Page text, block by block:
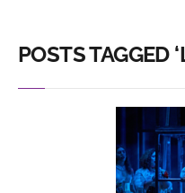
POSTS TAGGED